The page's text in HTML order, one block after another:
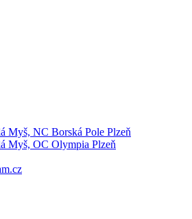
Myš, NC Borská Pole Plzeň
Myš, OC Olympia Plzeň